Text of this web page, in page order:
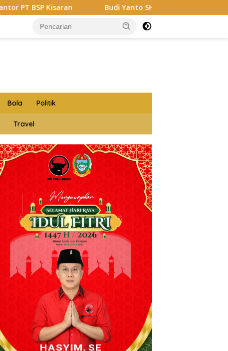
Budi Yanto SH Dilantik Jadi Ketua Forum Wartawan
Bola Politik
Travel